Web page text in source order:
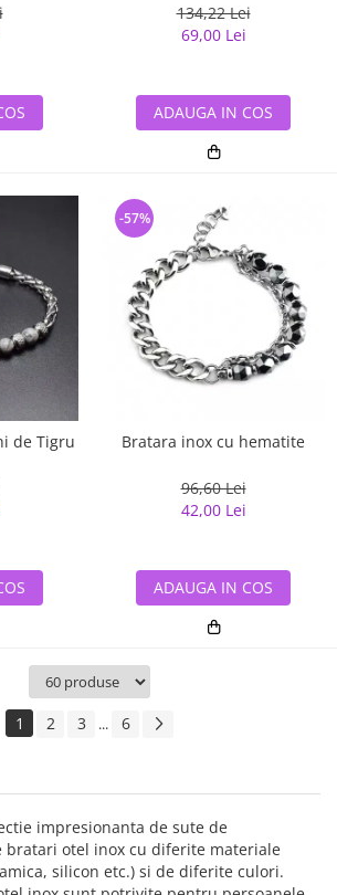
134,22 Lei
69,00 Lei
ADAUGA IN COS
de Tigru Bratara inox cu hematite
96,60 Lei
42,00 Lei
-57%
ADAUGA IN COS
1 2 3 ... 6
impresionanta de sute de
bratari otel inox cu diferite materiale
silicon etc.) si de diferite culori.